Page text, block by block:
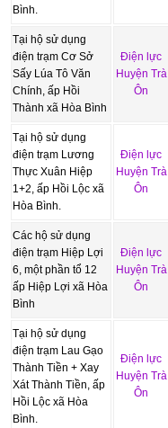
Bình.
Tại hộ sử dụng
điện trạm Cơ Sở
Sấy Lúa Tô Văn
Chính, ấp Hồi
Thành xã Hòa Bình
Điện lực
Huyện Trà
Ôn
Tại hộ sử dụng
điện trạm Lương
Thực Xuân Hiệp
1+2, ấp Hồi Lộc xã
Hòa Bình.
Điện lực
Huyện Trà
Ôn
Các hộ sử dụng
điện trạm Hiệp Lợi
6, một phần tổ 12
ấp Hiệp Lợi xã Hòa
Bình
Điện lực
Huyện Trà
Ôn
Tại hộ sử dụng
điện trạm Lau Gạo
Thành Tiền + Xay
Xát Thành Tiền, ấp
Hồi Lộc xã Hòa
Bình.
Điện lực
Huyện Trà
Ôn